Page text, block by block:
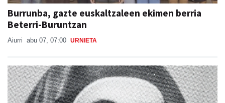
Burrunba, gazte euskaltzaleen ekimen berria
Beterri-Buruntzan
Aiurri abu 07, 07:00 URNIETA